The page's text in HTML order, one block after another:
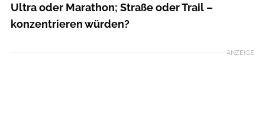
Ultra oder Marathon; Straße oder Trail –
konzentrieren würden?
ANZEIGE